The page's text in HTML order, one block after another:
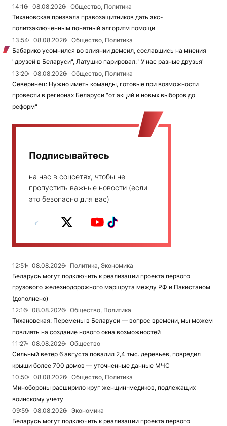
14:16 08.08.2026
Общество, Политика
Тихановская призвала правозащитников дать экс-
политзаключенным понятный алгоритм помощи
13:54
08.08.2026
Общество, Политика
Бабарико усомнился во влиянии демсил, сославшись на мнения
"друзей в Беларуси", Латушко парировал: "У нас разные друзья"
13:20
08.08.2026
Общество, Политика
Северинец: Нужно иметь команды, готовые при возможности
провести в регионах Беларуси "от акций и новых выборов до
реформ"
Подписывайтесь
на нас в соцсетях, чтобы не
пропустить важные новости (если
это безопасно для вас)
12:51 08.08.2026
Политика, Экономика
Беларусь могут подключить к реализации проекта первого
грузового железнодорожного маршрута между РФ и Пакистаном
(дополнено)
12:16
08.08.2026
Общество, Политика
Тихановская: Перемены в Беларуси — вопрос времени, мы можем
повлиять на создание нового окна возможностей
11:27
08.08.2026
Общество
Сильный ветер 6 августа повалил 2,4 тыс. деревьев, повредил
крыши более 700 домов — уточненные данные МЧС
10:50
08.08.2026
Общество, Политика
Минобороны расширило круг женщин-медиков, подлежащих
воинскому учету
09:59
08.08.2026
Экономика
Беларусь могут подключить к реализации проекта первого